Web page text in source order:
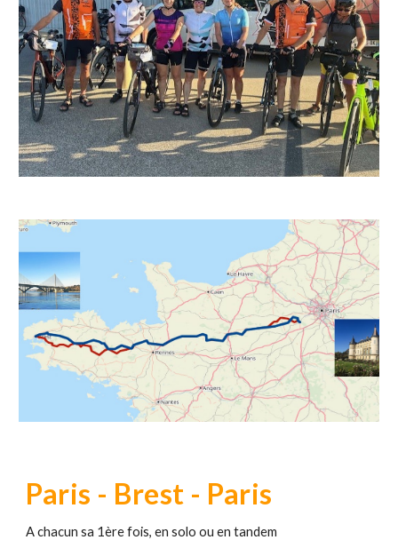
Paris - Brest - Paris
A chacun sa 1ère fois, en solo ou en tandem